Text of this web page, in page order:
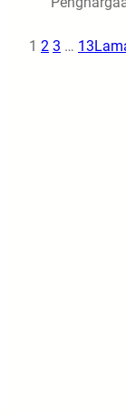
1 2 3 … 13